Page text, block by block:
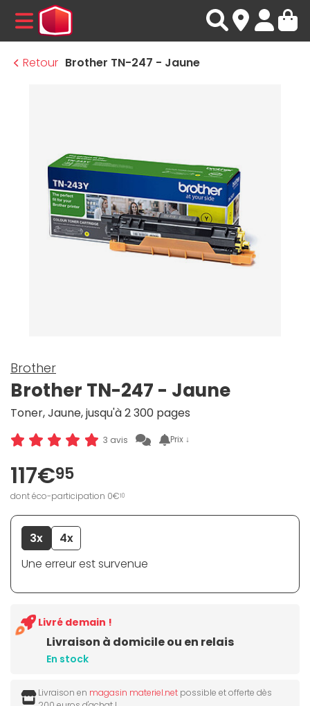
MENU
Retour Brother TN-247 - Jaune
Brother
Brother TN-247 - Jaune
Toner, Jaune, jusqu'à 2 300 pages
3 avis Prix ↓
117€95
dont éco-participation 0€10
3x
4x
Une erreur est survenue
Livraison à domicile ou en relais
En stock
Livré demain !
Livraison en magasin materiel.net possible et offerte dès